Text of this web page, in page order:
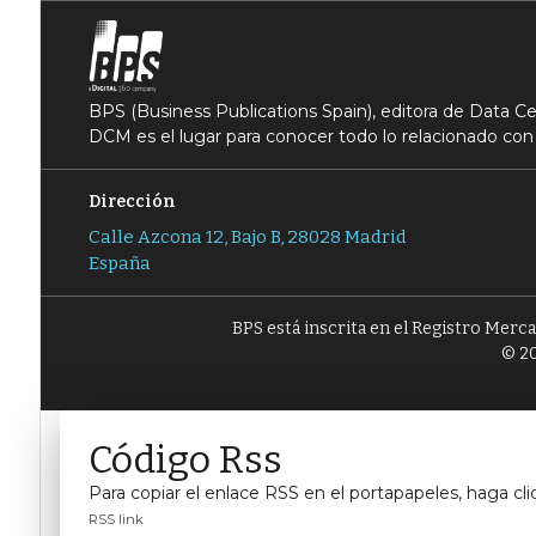
BPS (Business Publications Spain), editora de Data
DCM es el lugar para conocer todo lo relacionado
Dirección
Calle Azcona 12, Bajo B, 28028 Madrid
España
BPS está inscrita en el Registro
©
Código Rss
Para copiar el enlace RSS en el portapapeles, haga
RSS link